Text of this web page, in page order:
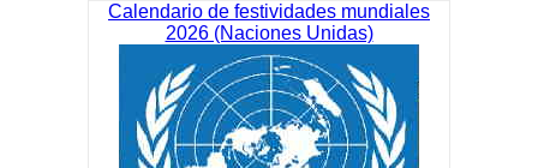
Calendario de festividades mundiales
2026 (Naciones Unidas)